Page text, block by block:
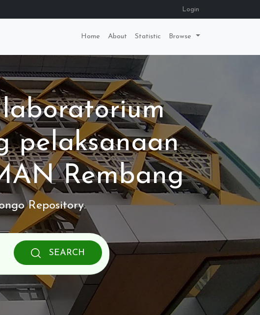
Login
Home About Statistic Browse
pelaksanaan
Rembang
Repository.
SEARCH